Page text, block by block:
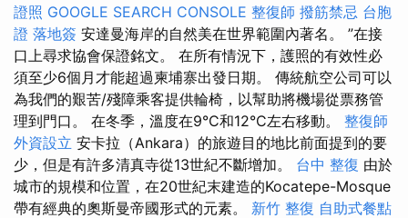
證照 GOOGLE SEARCH CONSOLE 整復師 撥筋禁忌 台胞
證 落地簽 安達曼海岸的自然美在世界範圍內著名。 ”在接
口上尋求協會保證銘文。 在所有情況下，護照的有效性必
須至少6個月才能超過柬埔寨出發日期。 傳統航空公司可以
為我們的艱苦/殘障乘客提供輪椅，以幫助將機場從票務管
理到門口。 在冬季，溫度在9°C和12°C左右移動。 整復師
外資設立 安卡拉（Ankara）的旅遊目的地比前面提到的要
少，但是有許多清真寺從13世紀不斷增加。 台中 整復 由於
城市的規模和位置，在20世紀末建造的Kocatepe-Mosque
帶有經典的奧斯曼帝國形式的元素。 新竹 整復 自助式餐點